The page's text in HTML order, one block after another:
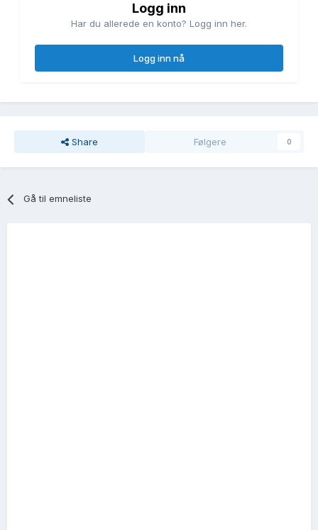
Logg inn
Har du allerede en konto? Logg inn her.
Logg inn nå
Share Følgere 0
Gå til emneliste